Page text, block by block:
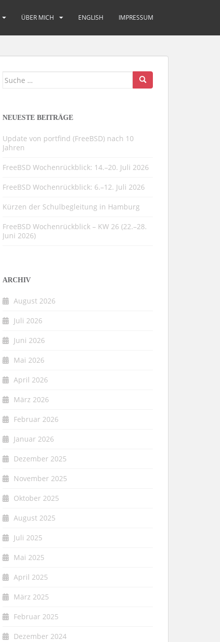
ÜBER MICH ENGLISH IMPRESSUM
Suche
NEUESTE BEITRÄGE
Update von portfind (FreeBSD) nach 10
Jahren
FreeBSD Wochenrückblick: 14.–20. Juli 2026
FreeBSD Wochenrückblick: 6.–12. Juli 2026
Kürzen der Schulbegleitung in Hamburg
FreeBSD Wochenrückblick – KW 26 (22.–28.
Juni 2026)
ARCHIV
August 2026
Juli 2026
Juni 2026
Mai 2026
April 2026
März 2026
Februar 2026
Januar 2026
Dezember 2025
November 2025
Oktober 2025
August 2025
Juli 2025
Mai 2025
April 2025
März 2025
Februar 2025
Dezember 2024